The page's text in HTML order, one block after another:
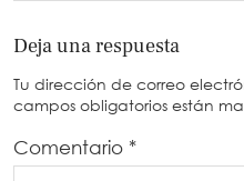
Deja una respuesta
Tu dirección de correo
campos obligatorios están
Comentario *